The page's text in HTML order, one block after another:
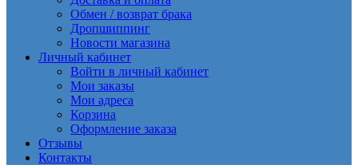
Обмен / возврат брака
Дропшиппинг
Новости магазина
Личный кабинет
Войти в личный кабинет
Мои заказы
Мои адреса
Корзина
Оформление заказа
Отзывы
Контакты